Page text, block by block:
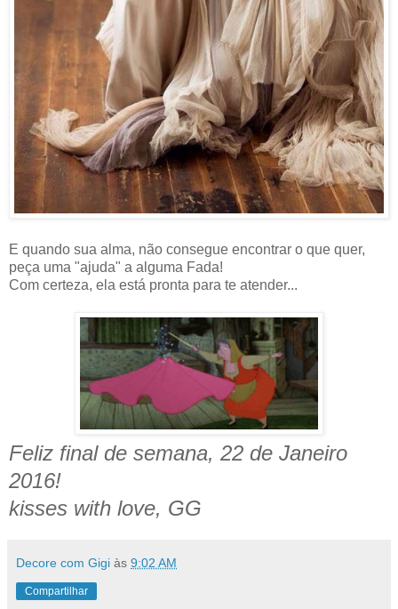
E quando sua alma, não consegue encontrar o que quer,
peça uma "ajuda" a alguma Fada!
Com certeza, ela está pronta para te atender...
Feliz final de semana, 22 de Janeiro
2016!
kisses with love, GG
Decore com Gigi às 9:02 AM
Compartilhar